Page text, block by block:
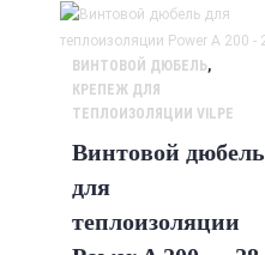
ВИНТОВОЙ ДЮБЕЛЬ,
КРЕПЕЖ ДЛЯ
ТЕПЛОИЗОЛЯЦИИ VILPE
Винтовой дюбель
для
теплоизоляции